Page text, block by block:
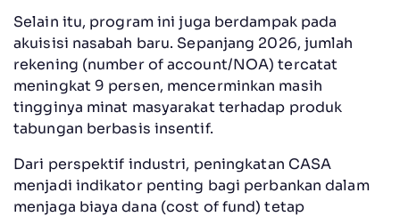
Selain itu, program ini juga berdampak pada
akuisisi nasabah baru. Sepanjang 2026, jumlah
rekening (number of account/NOA) tercatat
meningkat 9 persen, mencerminkan masih
tingginya minat masyarakat terhadap produk
tabungan berbasis insentif.
Dari perspektif industri, peningkatan CASA
menjadi indikator penting bagi perbankan dalam
menjaga biaya dana (cost of fund) tetap